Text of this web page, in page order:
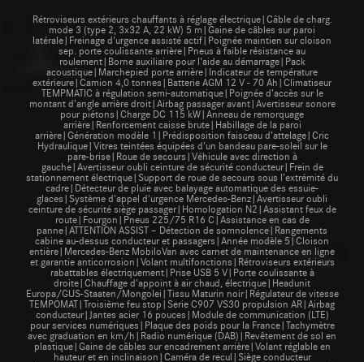
Rétroviseurs extérieurs chauffants à réglage électrique|Câble de charg.
mode 3 (type 2, 3x32 A, 22 kW) 5 m|Gaine de câbles sur paroi
latérale|Freinage d'urgence assisté actif|Poignée maintien sur cloison
sep. porte coulissante arrière|Pneus à faible résistance au
roulement|Borne auxiliaire pour l'aide au démarrage|Pack
acoustique|Marchepied porte arrière|Indicateur de température
extérieure|Camion 4,0 tonnes|Batterie AGM 12 V - 70 Ah|Climatiseur
TEMPMATIC à régulation semi-automatique|Poignée d’accès sur le
montant d’angle arrière droit|Airbag passager avant|Avertisseur sonore
pour piétons|Charge DC 115 kW|Anneau de remorquage
arrière|Renforcement caisse brute|Habillage de la paroi
arrière|Génération modèle 1|Prédisposition faisceau d’attelage|Cric
Hydraulique|Vitres teintées équipées d'un bandeau pare-soleil sur le
pare-brise|Roue de secours|Véhicule avec direction à
gauche|Avertisseur oubli ceinture de sécurité conducteur|Frein de
stationnement électrique|Support de roue de secours sous l’extrémité du
cadre|Détecteur de pluie avec balayage automatique des essuie-
glaces|Système d'appel d'urgence Mercedes-Benz|Avertisseur oubli
ceinture de sécurité siège passager|Homologation N2|Assistant feux de
route|Fourgon|Pneus 225/75 R16 C|Assistance en cas de
panne|ATTENTION ASSIST – Détection de somnolence|Rangements
cabine au-dessus conducteur et passagers|Année modèle 5|Cloison
entière|Mercedes-Benz MobiloVan avec carnet de maintenance en ligne
et garantie anticorrosion|Volant multifonctions|Rétroviseurs extérieurs
rabattables électriquement|Prise USB 5 V|Porte coulissante à
droite|Chauffage d'appoint à air chaud, électrique|Headunit
Europa/GUS-Staaten/Mongolei|Tissu Maturin noir|Régulateur de vitesse
TEMPOMAT|Troisième feu stop|Serie C907 VS30 propulsion AR|Airbag
conducteur|Jantes acier 16 pouces|Module de communication (LTE)
pour services numériques|Plaque des poids pour la France|Tachymètre
avec graduation en km/h|Radio numérique (DAB)|Revêtement de sol en
plastique|Gaine de câbles sur encadrement arrière|Volant réglable en
hauteur et en inclinaison|Caméra de recul|Siège conducteur